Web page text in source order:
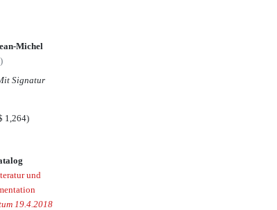
Michel
Signatur
1,264)
und
19.4.2018